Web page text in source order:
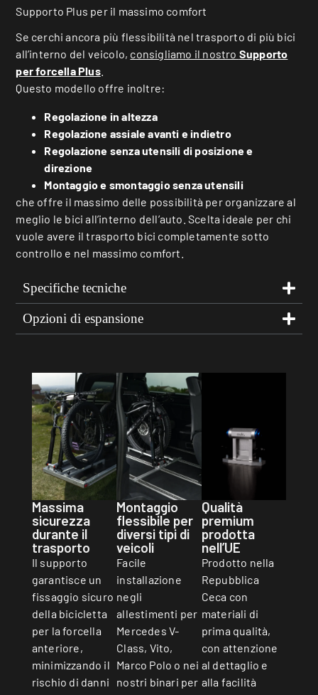
Supporto Plus per il massimo comfort
Se cerchi ancora più flessibilità nel trasporto di più bici
all’interno del veicolo, consigliamo il nostro Supporto
per forcella Plus.
Questo modello offre inoltre:
Regolazione in altezza
Regolazione assiale avanti e indietro
Regolazione senza utensili di posizione e
direzione
Montaggio e smontaggio senza utensili
che offre il massimo delle possibilità per organizzare al
meglio le bici all’interno dell’auto. Scelta ideale per chi
vuole avere il trasporto bici completamente sotto
controllo e nel massimo comfort.
Specifiche tecniche
Opzioni di espansione
Massima
sicurezza
durante il
trasporto
Il supporto
garantisce un
fissaggio sicuro
della bicicletta
per la forcella
anteriore,
minimizzando il
rischio di danni
Montaggio
flessibile per
diversi tipi di
veicoli
Facile
installazione
negli
allestimenti per
Mercedes V-
Class, Vito,
Marco Polo o nei
nostri binari per
Qualità
premium
prodotta
nell’UE
Prodotto nella
Repubblica
Ceca con
materiali di
prima qualità,
con attenzione
al dettaglio e
alla facilità